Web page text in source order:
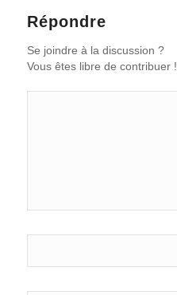
Répondre
Se joindre à la discussion ?
Vous êtes libre de contribuer !